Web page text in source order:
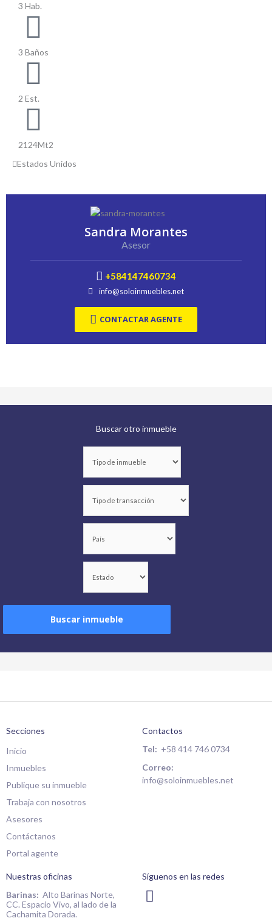
3 Hab.
3 Baños
2 Est.
2124Mt2
Estados Unidos
Sandra Morantes
Asesor
+584147460734
info@soloinmuebles.net
CONTACTAR AGENTE
Buscar otro inmueble
Buscar inmueble
Secciones
Inicio
Inmuebles
Publique su inmueble
Trabaja con nosotros
Asesores
Contáctanos
Portal agente
Contactos
Tel: +58 414 746 0734
Correo:
info@soloinmuebles.net
Nuestras oficinas
Barinas: Alto Barinas Norte,
CC. Espacio Vivo, al lado de la
Cachamita Dorada.
Síguenos en las redes
I